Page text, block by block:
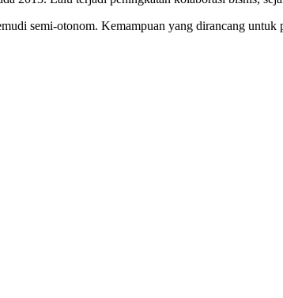
semi-otonom. Kemampuan yang dirancang untuk